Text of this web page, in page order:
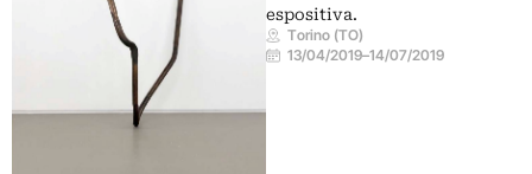
espositiva.
Torino (TO)
13/04/2019–14/07/2019